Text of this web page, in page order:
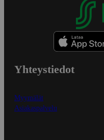
Yhteystiedot
Myymälät
Asiakaspalvelu